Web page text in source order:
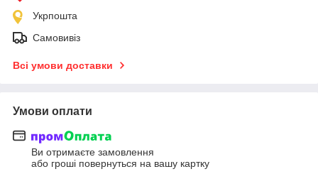
Укрпошта
Самовивіз
Всі умови доставки
Умови оплати
Ви отримаєте замовлення
або гроші повернуться на вашу картку